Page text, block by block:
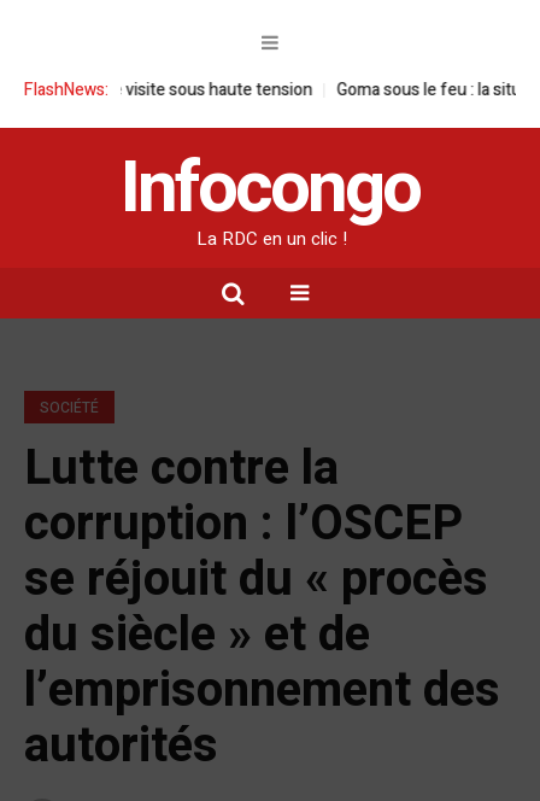
FlashNews:
: une visite sous haute tension Goma sous le feu : la situation
Infocongo
La RDC en un clic !
SOCIÉTÉ
Lutte contre la
corruption : l’OSCEP
se réjouit du « procès
du siècle » et de
l’emprisonnement des
autorités